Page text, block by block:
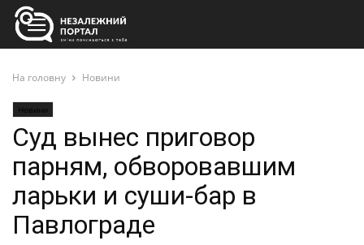
На головну Новини
Новини
Суд вынес приговор
парням, обворовавшим
ларьки и суши-бар в
Павлограде